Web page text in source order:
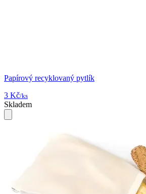
Papírový recyklovaný pytlík
3 Kč/ks
Skladem